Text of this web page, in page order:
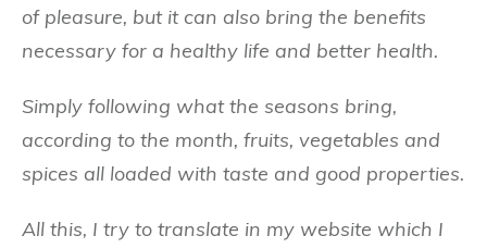
of pleasure, but it can also bring the benefits
necessary for a healthy life and better health.
Simply following what the seasons bring,
according to the month, fruits, vegetables and
spices all loaded with taste and good properties.
All this, I try to translate in my website which I